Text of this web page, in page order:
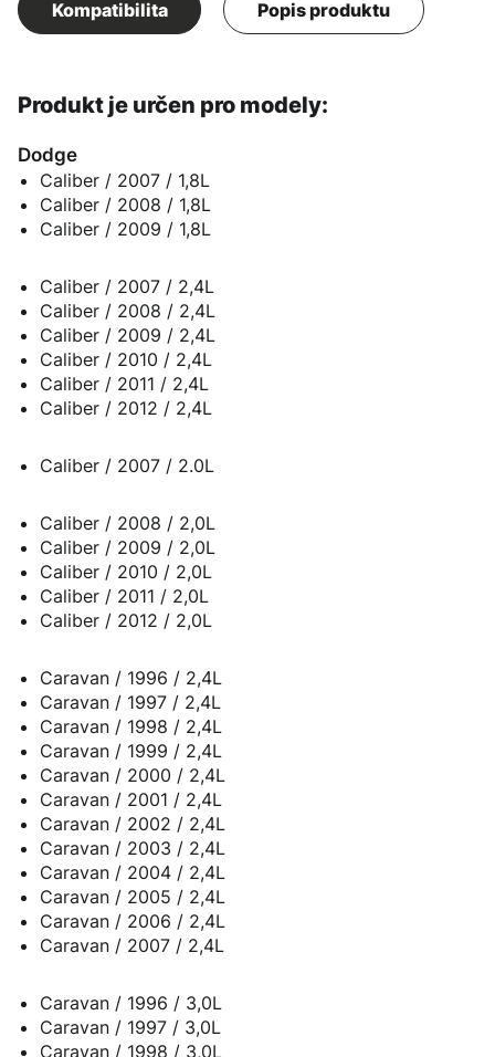
Kompatibilita Popis produktu
Produkt je určen pro modely:
Dodge
Caliber / 2007 / 1,8L
Caliber / 2008 / 1,8L
Caliber / 2009 / 1,8L
Caliber / 2007 / 2,4L
Caliber / 2008 / 2,4L
Caliber / 2009 / 2,4L
Caliber / 2010 / 2,4L
Caliber / 2011 / 2,4L
Caliber / 2012 / 2,4L
Caliber / 2007 / 2.0L
Caliber / 2008 / 2,0L
Caliber / 2009 / 2,0L
Caliber / 2010 / 2,0L
Caliber / 2011 / 2,0L
Caliber / 2012 / 2,0L
Caravan / 1996 / 2,4L
Caravan / 1997 / 2,4L
Caravan / 1998 / 2,4L
Caravan / 1999 / 2,4L
Caravan / 2000 / 2,4L
Caravan / 2001 / 2,4L
Caravan / 2002 / 2,4L
Caravan / 2003 / 2,4L
Caravan / 2004 / 2,4L
Caravan / 2005 / 2,4L
Caravan / 2006 / 2,4L
Caravan / 2007 / 2,4L
Caravan / 1996 / 3,0L
Caravan / 1997 / 3,0L
Caravan / 1998 / 3,0L